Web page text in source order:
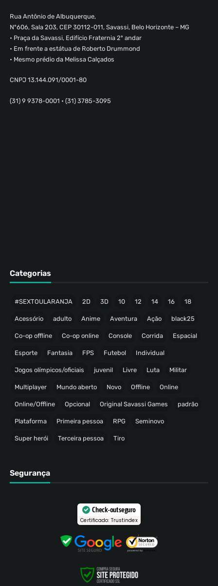
Rua Antônio de Albuquerque,
Nº606, Sala 203, CEP 30112-011, Savassi, Belo Horizonte – MG
• Praça da Savassi, Edifício Fraternia 2º andar
• Em frente a estátua de Roberto Drummond
• Mesmo prédio da Melissa Calçados
CNPJ 13.144.091/0001-80
(31) 9 9378-0001 • (31) 3785-3095
Categorias
#SEXTOULARANJA 2D 3D 10 12 14 16 18
Acessório adulto Anime Aventura Ação black25
Co-op offline Co-op online Console Corrida Espacial
Esporte Fantasia FPS Futebol Individual
Jogos olímpicos/oficiais juvenil Livre Luta Militar
Multiplayer Mundo aberto Novo Offline Online
Online/Offline Opcional Original Savassi Games padrão
Plataforma Primeira pessoa RPG Seminovo
Super herói Terceira pessoa Tiro
Segurança
Check-out seguro
Certificado: Trustindex